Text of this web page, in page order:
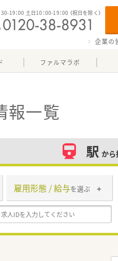
30-19：00 土日10：00-19：00 （祝日を除く）
企業の
ファルマラボ
報一覧
駅 から
雇用形態 / 給与を選ぶ